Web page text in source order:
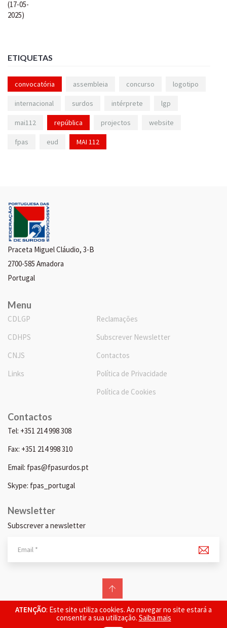
ATENÇÃO: Este site utiliza cookies. Ao navegar no site estará a
consentir a sua utilização. Saiba mais
ETIQUETAS
convocatória assembleia concurso logotipo
internacional surdos intérprete lgp
mai112 república projectos website
fpas eud MAI 112
Praceta Miguel Cláudio, 3-B
2700-585 Amadora
Portugal
Menu
CDLGP
CDHPS
CNJS
Links
Reclamações
Subscrever Newsletter
Contactos
Política de Privacidade
Política de Cookies
Contactos
Tel: +351 214 998 308
Fax: +351 214 998 310
Email: fpas@fpasurdos.pt
Skype: fpas_portugal
Newsletter
Subscrever a newsletter
© 2026 FPAS. Todos os direitos reservados.